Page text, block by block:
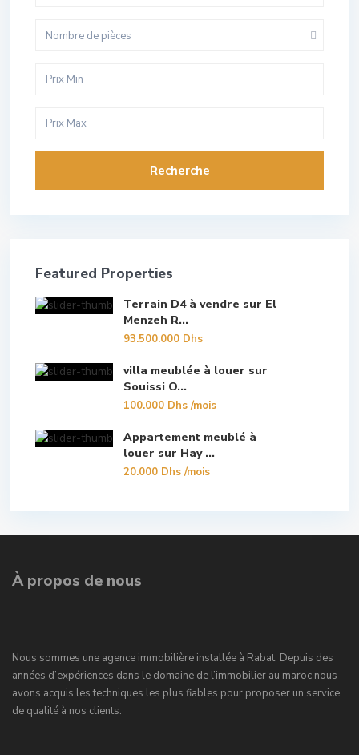
Nombre de pièces
Recherche
Featured Properties
Terrain D4 à vendre sur El
Menzeh R...
93.500.000 Dhs
villa meublée à louer sur
Souissi O...
100.000 Dhs/mois
Appartement meublé à
louer sur Hay ...
20.000 Dhs/mois
À propos de nous
Nous sommes une agence immobilière installée à Rabat. Depuis des
années d’expériences dans le domaine de l’immobilier au maroc nous
avons acquis les techniques les plus fiables pour proposer un service
de qualité à nos clients.